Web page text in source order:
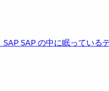
SAPSAP の中に眠っている